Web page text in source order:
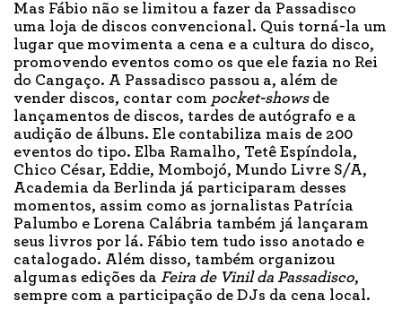
Mas Fábio não se limitou a fazer da Passadisco
uma loja de discos convencional. Quis torná-la um
lugar que movimenta a cena e a cultura do disco,
promovendo eventos como os que ele fazia no Rei
do Cangaço. A Passadisco passou a, além de
vender discos, contar com pocket-shows de
lançamentos de discos, tardes de autógrafo e a
audição de álbuns. Ele contabiliza mais de 200
eventos do tipo. Elba Ramalho, Tetê Espíndola,
Chico César, Eddie, Mombojó, Mundo Livre S/A,
Academia da Berlinda já participaram desses
momentos, assim como as jornalistas Patrícia
Palumbo e Lorena Calábria também já lançaram
seus livros por lá. Fábio tem tudo isso anotado e
catalogado. Além disso, também organizou
algumas edições da Feira de Vinil da Passadisco,
sempre com a participação de DJs da cena local.